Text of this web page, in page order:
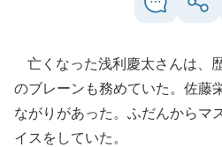
亡くなった浅利慶太さんは、
のブレーンも務めていた。佐藤
ながりがあった。ふだんからマ
イスをしていた。